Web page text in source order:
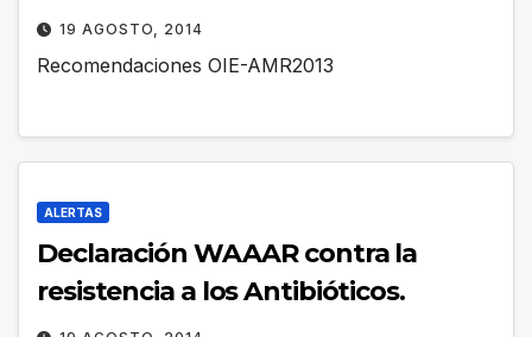
19 AGOSTO, 2014
Recomendaciones OIE-AMR2013
ALERTAS
Declaración WAAAR contra la
resistencia a los Antibióticos.